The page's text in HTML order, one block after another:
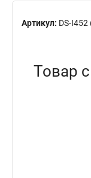
Артикул: DS-I452
Товар